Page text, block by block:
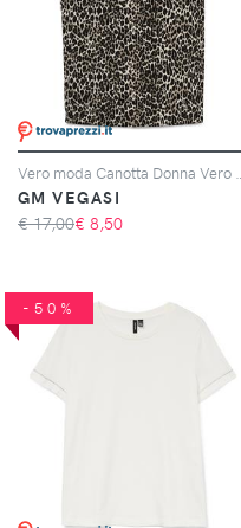
GM VEGASI
€ 17,00€ 8,50
-50%